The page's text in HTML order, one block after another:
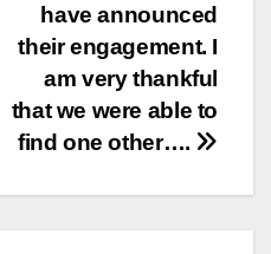
have announced
their engagement. I
am very thankful
that we were able to
find one other….